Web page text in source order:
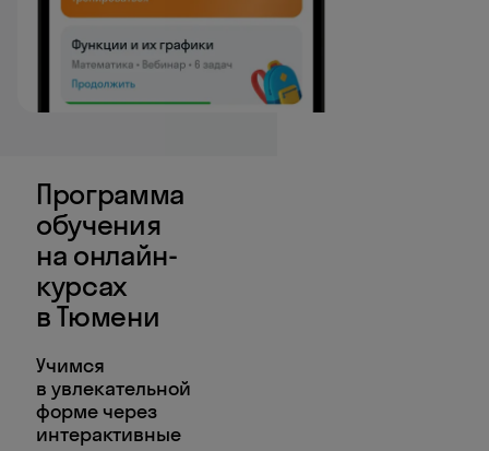
Программа
обучения
на онлайн-
курсах
в Тюмени
Учимся
в увлекательной
форме через
интерактивные